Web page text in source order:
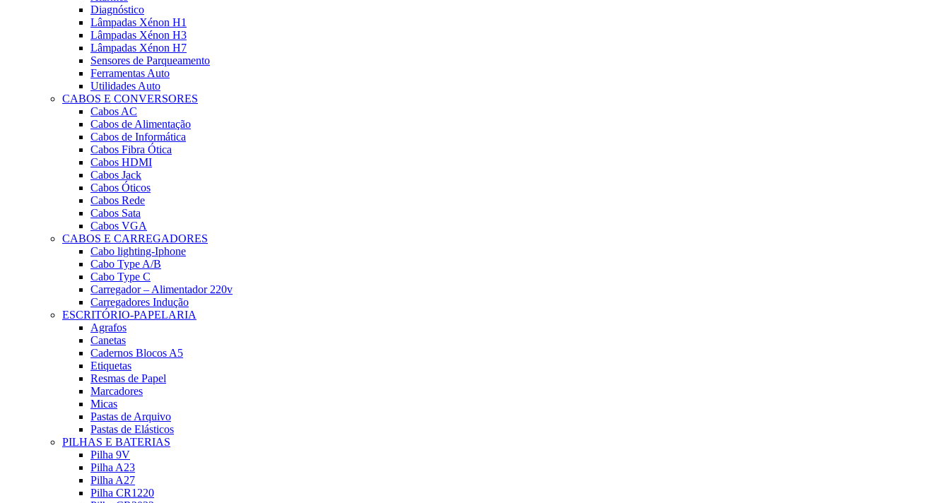
Diagnóstico
Lâmpadas Xénon H1
Lâmpadas Xénon H3
Lâmpadas Xénon H7
Sensores de Parqueamento
Ferramentas Auto
Utilidades Auto
CABOS E CONVERSORES
Cabos AC
Cabos de Alimentação
Cabos de Informática
Cabos Fibra Ótica
Cabos HDMI
Cabos Jack
Cabos Óticos
Cabos Rede
Cabos Sata
Cabos VGA
CABOS E CARREGADORES
Cabo lighting-Iphone
Cabo Type A/B
Cabo Type C
Carregador – Alimentador 220v
Carregadores Indução
ESCRITÓRIO-PAPELARIA
Agrafos
Canetas
Cadernos Blocos A5
Etiquetas
Resmas de Papel
Marcadores
Micas
Pastas de Arquivo
Pastas de Elásticos
PILHAS E BATERIAS
Pilha 9V
Pilha A23
Pilha A27
Pilha CR1220